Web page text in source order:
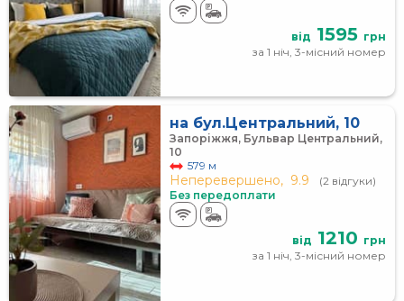
від 1595 грн
за 1 ніч, 3-місний номер
на бул.Центральний, 10
Запоріжжя, Бульвар Центральний,
10
579 м
Неперевершено, 9.9
(2 відгуки)
Без передоплати
від 1210 грн
за 1 ніч, 3-місний номер